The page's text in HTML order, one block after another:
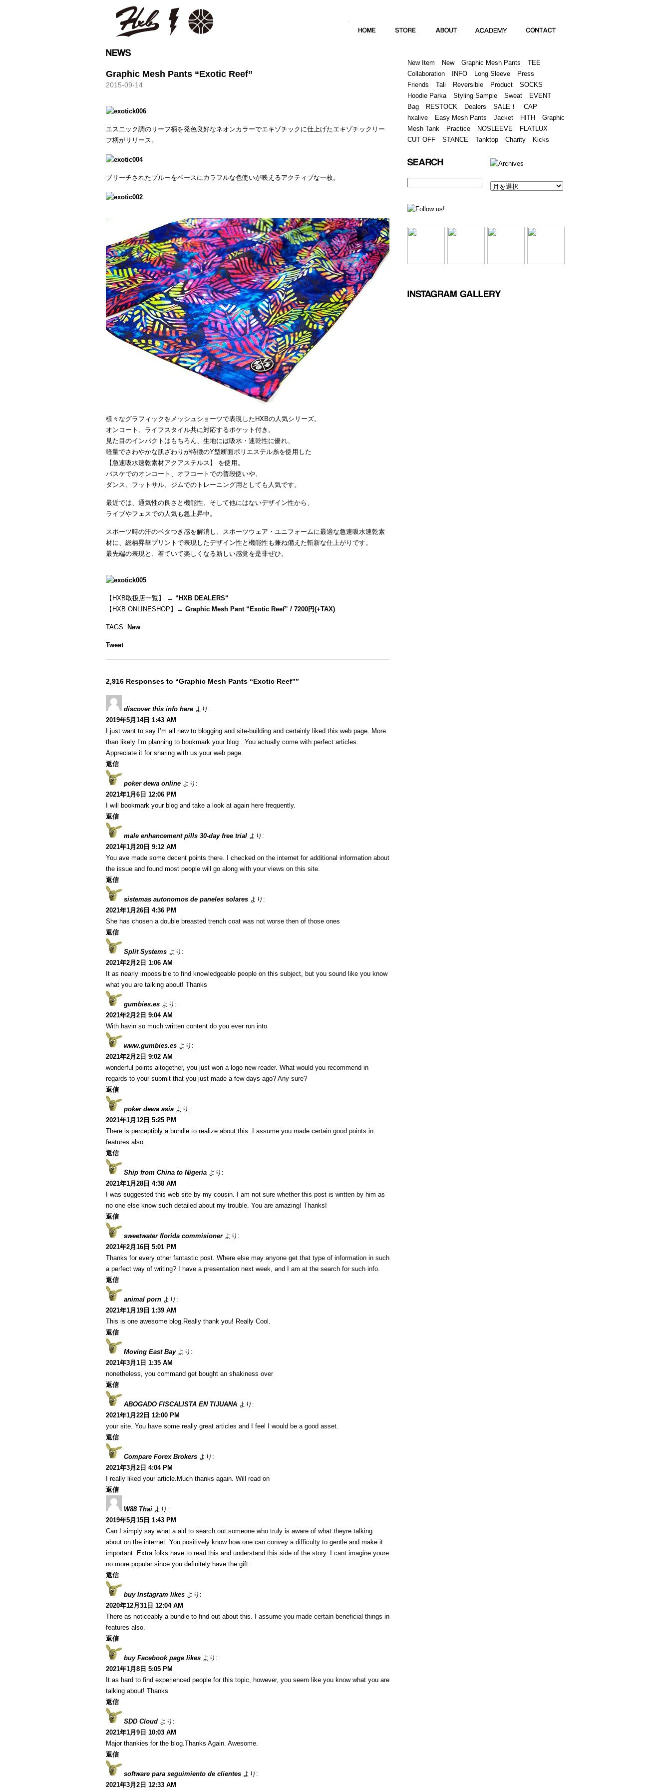
Graphic Mesh Pants “Exotic Reef”
2015-09-14
エスニック調のリーフ柄を発色良好なネオンカラーでエキゾチックに仕上げたエキゾチックリー
フ柄がリリース。
ブリーチされたブルーをベースにカラフルな色使いが映えるアクティブな一枚。
様々なグラフィックをメッシュショーツで表現したHXBの人気シリーズ。
オンコート、ライフスタイル共に対応するポケット付き。
見た目のインパクトはもちろん、生地には吸水・速乾性に優れ、
軽量でさわやかな肌ざわりが特徴のY型断面ポリエステル糸を使用した
【急速吸水速乾素材アクアステルス】 を使用。
バスケでのオンコート、オフコートでの普段使いや、
ダンス、フットサル、ジムでのトレーニング用としても人気です。
最近では、通気性の良さと機能性、そして他にはないデザイン性から、
ライブやフェスでの人気も急上昇中。
スポーツ時の汗のベタつき感を解消し、スポーツウェア・ユニフォームに最適な急速吸水速乾素
材に、総柄昇華プリントで表現したデザイン性と機能性も兼ね備えた斬新な仕上がりです。
最先端の表現と、着ていて楽しくなる新しい感覚を是非ぜひ。
【HXB取扱店一覧】 → “ HXB DEALERS“
【HXB ONLINESHOP】→ Graphic Mesh Pant “Exotic Reef” / 7200円(+TAX)
TAGS: New
Tweet
2,916 Responses to “Graphic Mesh Pants “Exotic Reef””
discover this info here より:
2019年5月14日 1:43 AM
I just want to say I’m all new to blogging and site-building and certainly liked this web page. More
than likely I’m planning to bookmark your blog . You actually come with perfect articles.
Appreciate it for sharing with us your web page.
返信
poker dewa online より:
2021年1月6日 12:06 PM
I will bookmark your blog and take a look at again here frequently.
返信
male enhancement pills 30-day free trial より:
2021年1月20日 9:12 AM
You ave made some decent points there. I checked on the internet for additional information about
the issue and found most people will go along with your views on this site.
返信
sistemas autonomos de paneles solares より:
2021年1月26日 4:36 PM
She has chosen a double breasted trench coat was not worse then of those ones
返信
Split Systems より:
2021年2月2日 1:06 AM
It as nearly impossible to find knowledgeable people on this subject, but you sound like you know
what you are talking about! Thanks
gumbies.es より:
2021年2月2日 9:04 AM
With havin so much written content do you ever run into
www.gumbies.es より:
2021年2月2日 9:02 AM
wonderful points altogether, you just won a logo new reader. What would you recommend in
regards to your submit that you just made a few days ago? Any sure?
返信
poker dewa asia より:
2021年1月12日 5:25 PM
There is perceptibly a bundle to realize about this. I assume you made certain good points in
features also.
返信
Ship from China to Nigeria より:
2021年1月28日 4:38 AM
I was suggested this web site by my cousin. I am not sure whether this post is written by him as
no one else know such detailed about my trouble. You are amazing! Thanks!
返信
sweetwater florida commisioner より:
2021年2月16日 5:01 PM
Thanks for every other fantastic post. Where else may anyone get that type of information in such
a perfect way of writing? I have a presentation next week, and I am at the search for such info.
返信
animal porn より:
2021年1月19日 1:39 AM
This is one awesome blog.Really thank you! Really Cool.
返信
Moving East Bay より:
2021年3月1日 1:35 AM
nonetheless, you command get bought an shakiness over
返信
ABOGADO FISCALISTA EN TIJUANA より:
2021年1月22日 12:00 PM
your site. You have some really great articles and I feel I would be a good asset.
返信
Compare Forex Brokers より:
2021年3月2日 4:04 PM
I really liked your article.Much thanks again. Will read on
返信
W88 Thai より:
2019年5月15日 1:43 PM
Can I simply say what a aid to search out someone who truly is aware of what theyre talking
about on the internet. You positively know how one can convey a difficulty to gentle and make it
important. Extra folks have to read this and understand this side of the story. I cant imagine youre
no more popular since you definitely have the gift.
返信
buy Instagram likes より:
2020年12月31日 12:04 AM
There as noticeably a bundle to find out about this. I assume you made certain beneficial things in
features also.
返信
buy Facebook page likes より:
2021年1月8日 5:05 PM
It as hard to find experienced people for this topic, however, you seem like you know what you are
talking about! Thanks
返信
SDD Cloud より:
2021年1月9日 10:03 AM
Major thankies for the blog.Thanks Again. Awesome.
返信
software para seguimiento de clientes より:
2021年3月2日 12:33 AM
New Item New Graphic Mesh Pants
TEE
Collaboration
INFO Long Sleeve
Press
Friends
Tali Reversible Product
SOCKS
Hoodie Parka
Styling Sample Sweat
EVENT
Bag
RESTOCK Dealers SALE！
CAP
hxalive
Easy Mesh Pants Jacket HITH
Graphic
Mesh Tank
Practice NOSLEEVE
FLATLUX
CUT OFF
STANCE Tanktop Charity Kicks